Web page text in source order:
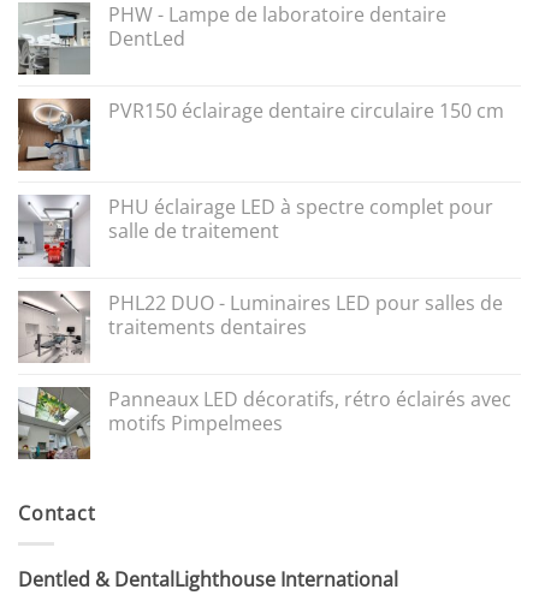
PHW - Lampe de laboratoire dentaire
DentLed
PVR150 éclairage dentaire circulaire 150 cm
PHU éclairage LED à spectre complet pour
salle de traitement
PHL22 DUO - Luminaires LED pour salles de
traitements dentaires
Panneaux LED décoratifs, rétro éclairés avec
motifs Pimpelmees
Contact
Dentled & DentalLighthouse International